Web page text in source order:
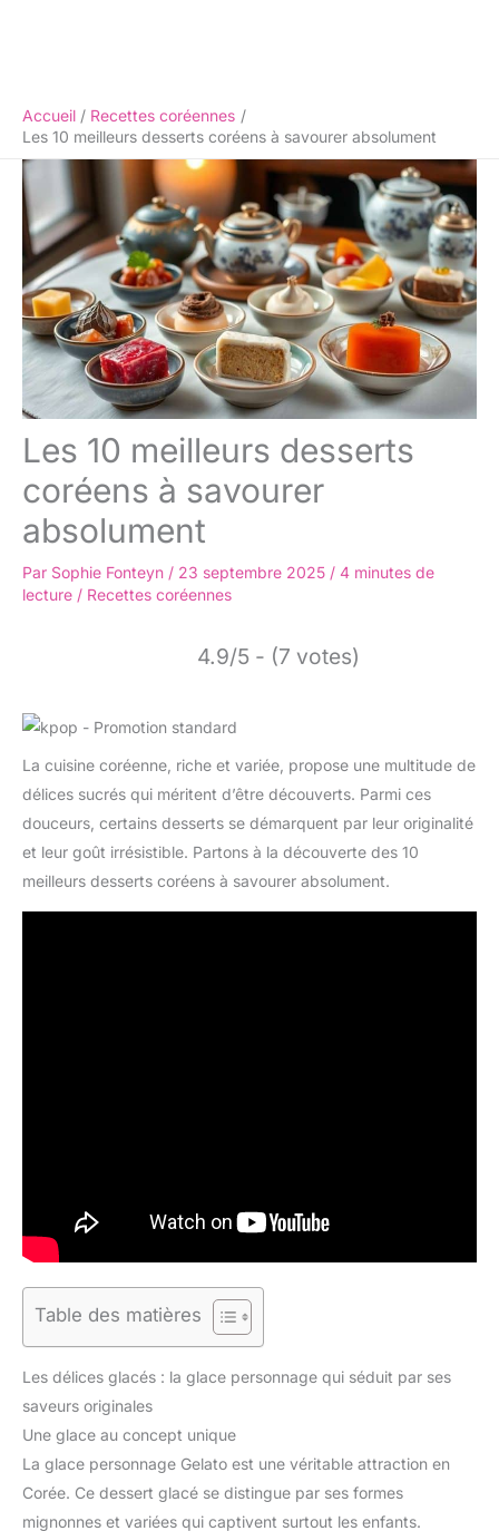
Accueil
Recettes coréennes
Les 10 meilleurs desserts coréens à savourer absolument
Les 10 meilleurs desserts
coréens à savourer
absolument
Par Sophie Fonteyn / 23 septembre 2025 / 4 minutes de
lecture / Recettes coréennes
4.9/5 - (7 votes)
La cuisine coréenne, riche et variée, propose une multitude de
délices sucrés qui méritent d’être découverts. Parmi ces
douceurs, certains desserts se démarquent par leur originalité
et leur goût irrésistible. Partons à la découverte des 10
meilleurs desserts coréens à savourer absolument.
Table des matières
Les délices glacés : la glace personnage qui séduit par ses
saveurs originales
Une glace au concept unique
La glace personnage Gelato est une véritable attraction en
Corée. Ce dessert glacé se distingue par ses formes
mignonnes et variées qui captivent surtout les enfants.